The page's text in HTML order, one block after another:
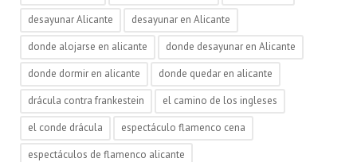
desayunar Alicante
desayunar en Alicante
donde alojarse en alicante
donde desayunar en Alicante
donde dormir en alicante
donde quedar en alicante
drácula contra frankestein
el camino de los ingleses
el conde drácula
espectáculo flamenco cena
espectáculos de flamenco alicante